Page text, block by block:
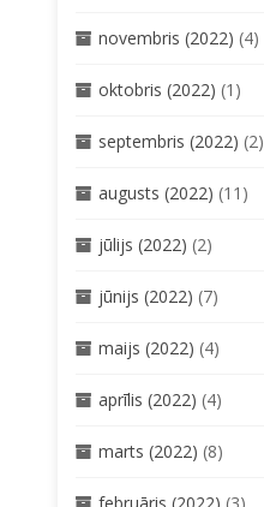
novembris (2022) (4)
oktobris (2022) (1)
septembris (2022) (2)
augusts (2022) (11)
jūlijs (2022) (2)
jūnijs (2022) (7)
maijs (2022) (4)
aprīlis (2022) (4)
marts (2022) (8)